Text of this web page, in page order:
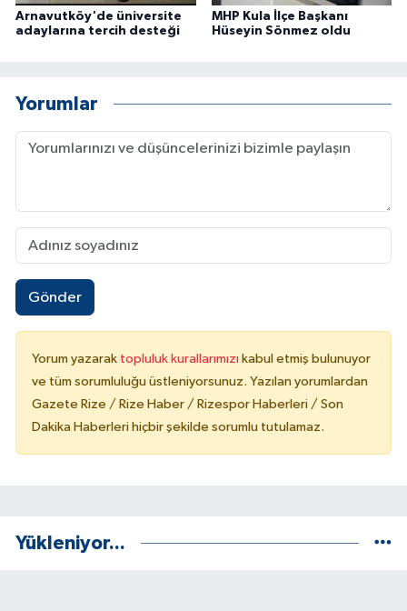
Arnavutköy'de üniversite
adaylarına tercih desteği
MHP Kula İlçe Başkanı
Hüseyin Sönmez oldu
Yorumlar
Gönder
Yorum yazarak topluluk kurallarımızı kabul etmiş bulunuyor
ve tüm sorumluluğu üstleniyorsunuz. Yazılan yorumlardan
Gazete Rize / Rize Haber / Rizespor Haberleri / Son
Dakika Haberleri hiçbir şekilde sorumlu tutulamaz.
Yükleniyor...